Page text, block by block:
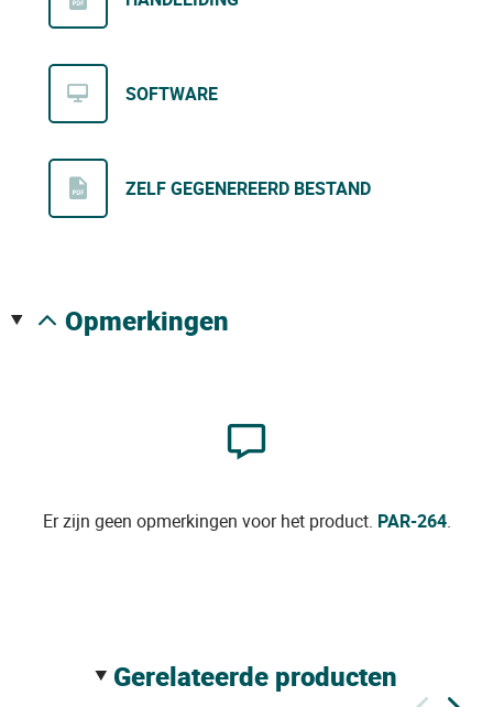
SOFTWARE
ZELF GEGENEREERD BESTAND
opmerkingen
Er zijn geen opmerkingen voor het product. PAR-264.
gerelateerde producten